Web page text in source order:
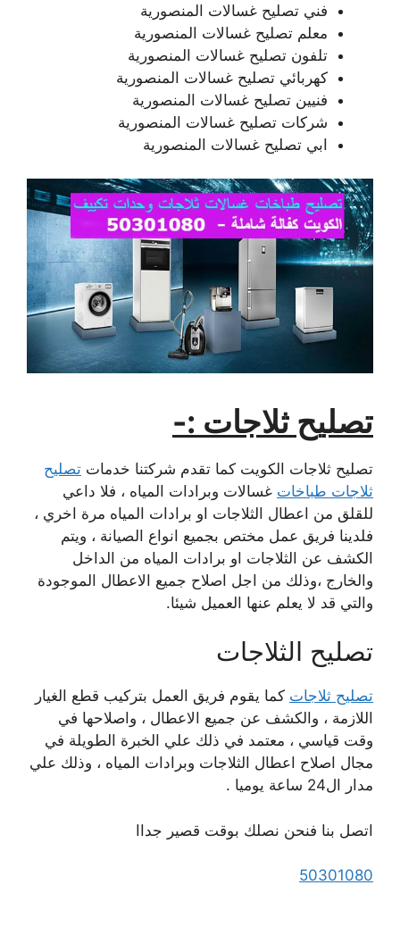
فني تصليح غسالات المنصورية
معلم تصليح غسالات المنصورية
تلفون تصليح غسالات المنصورية
كهربائي تصليح غسالات المنصورية
فنيين تصليح غسالات المنصورية
شركات تصليح غسالات المنصورية
ابي تصليح غسالات المنصورية
تصليح ثلاجات :-
تصليح ثلاجات الكويت كما تقدم شركتنا خدمات تصليح
ثلاجات طباخات غسالات وبرادات المياه ، فلا داعي
للقلق من اعطال الثلاجات او برادات المياه مرة اخري ،
فلدينا فريق عمل مختص بجميع انواع الصيانة ، ويتم
الكشف عن الثلاجات او برادات المياه من الداخل
والخارج ،وذلك من اجل اصلاح جميع الاعطال الموجودة
والتي قد لا يعلم عنها العميل شيئا.
تصليح الثلاجات
تصليح ثلاجات كما يقوم فريق العمل بتركيب قطع الغيار
اللازمة ، والكشف عن جميع الاعطال ، واصلاحها في
وقت قياسي ، معتمد في ذلك علي الخبرة الطويلة في
مجال اصلاح اعطال الثلاجات وبرادات المياه ، وذلك علي
مدار ال24 ساعة يوميا .
اتصل بنا فنحن نصلك بوقت قصير جداا
50301080